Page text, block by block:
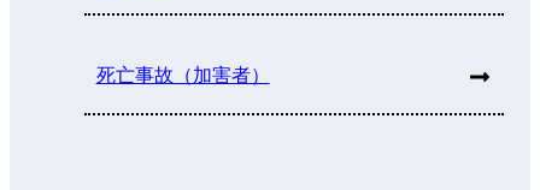
死亡事故（加害者）